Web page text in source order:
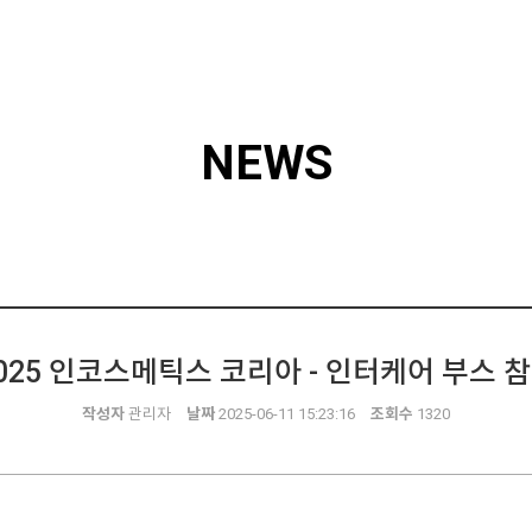
NEWS
인코스메틱스 코리아 - 인터케어 부스
작성자 관리자 날짜 2025-06-11 15:23:16 조회수 1320